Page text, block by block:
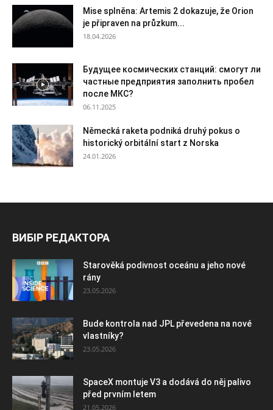
Mise splněna: Artemis 2 dokazuje, že Orion
je připraven na průzkum...
18.04.2026
Будущее космических станций: смогут ли
частные предприятия заполнить пробел
после МКС?
06.11.2025
Německá raketa podniká druhý pokus o
historický orbitální start z Norska
24.01.2026
ВИБІР РЕДАКТОРА
Starověká podivnost oceánu a jeho nové
rány
23.05.2026
Bude kontrola nad JPL převedena na nové
vlastníky?
23.05.2026
SpaceX montuje V3 a dodává do něj palivo
před prvním letem
21.05.2026